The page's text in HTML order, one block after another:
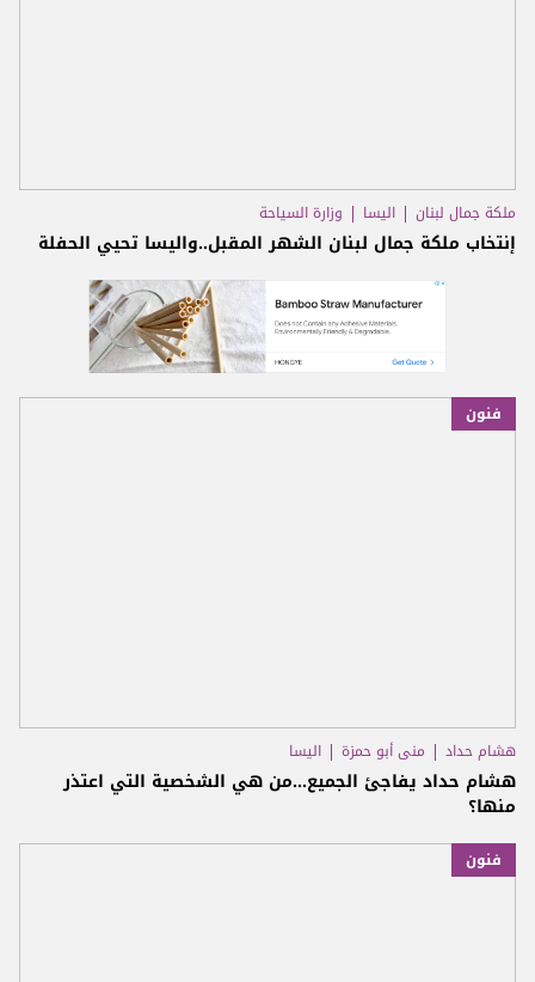
ملكة جمال لبنان اليسا وزارة السياحة
إنتخاب ملكة جمال لبنان الشهر المقبل..واليسا تحيي الحفلة
فنون
هشام حداد منى أبو حمزة اليسا
هشام حداد يفاجئ الجميع...من هي الشخصية التي اعتذر
منها؟
فنون